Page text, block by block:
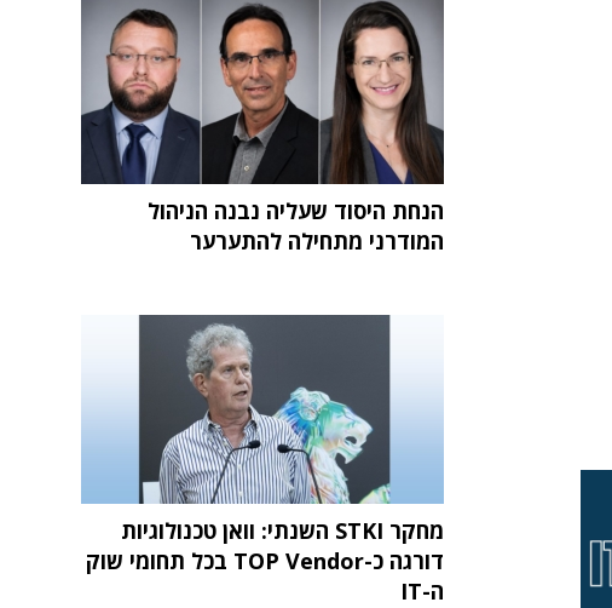
הנחת היסוד שעליה נבנה הניהול
המודרני מתחילה להתערער
מחקר STKI השנתי: וואן טכנולוגיות
דורגה כ-TOP Vendor בכל תחומי שוק
ה-IT